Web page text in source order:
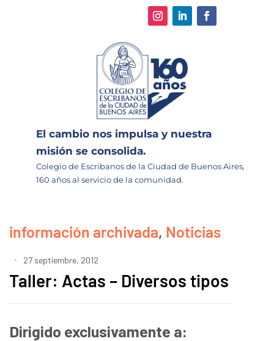
El cambio nos impulsa y nuestra
misión se consolida.
Colegio de Escribanos de la Ciudad de Buenos Aires,
160 años al servicio de la comunidad.
información archivada, Noticias
27 septiembre, 2012
Taller: Actas – Diversos tipos
Dirigido exclusivamente a: